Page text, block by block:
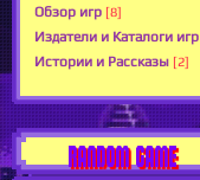
Обзор игр [8]
Издатели и Каталоги игр
Истории и Рассказы [2]
RANDOM GAME